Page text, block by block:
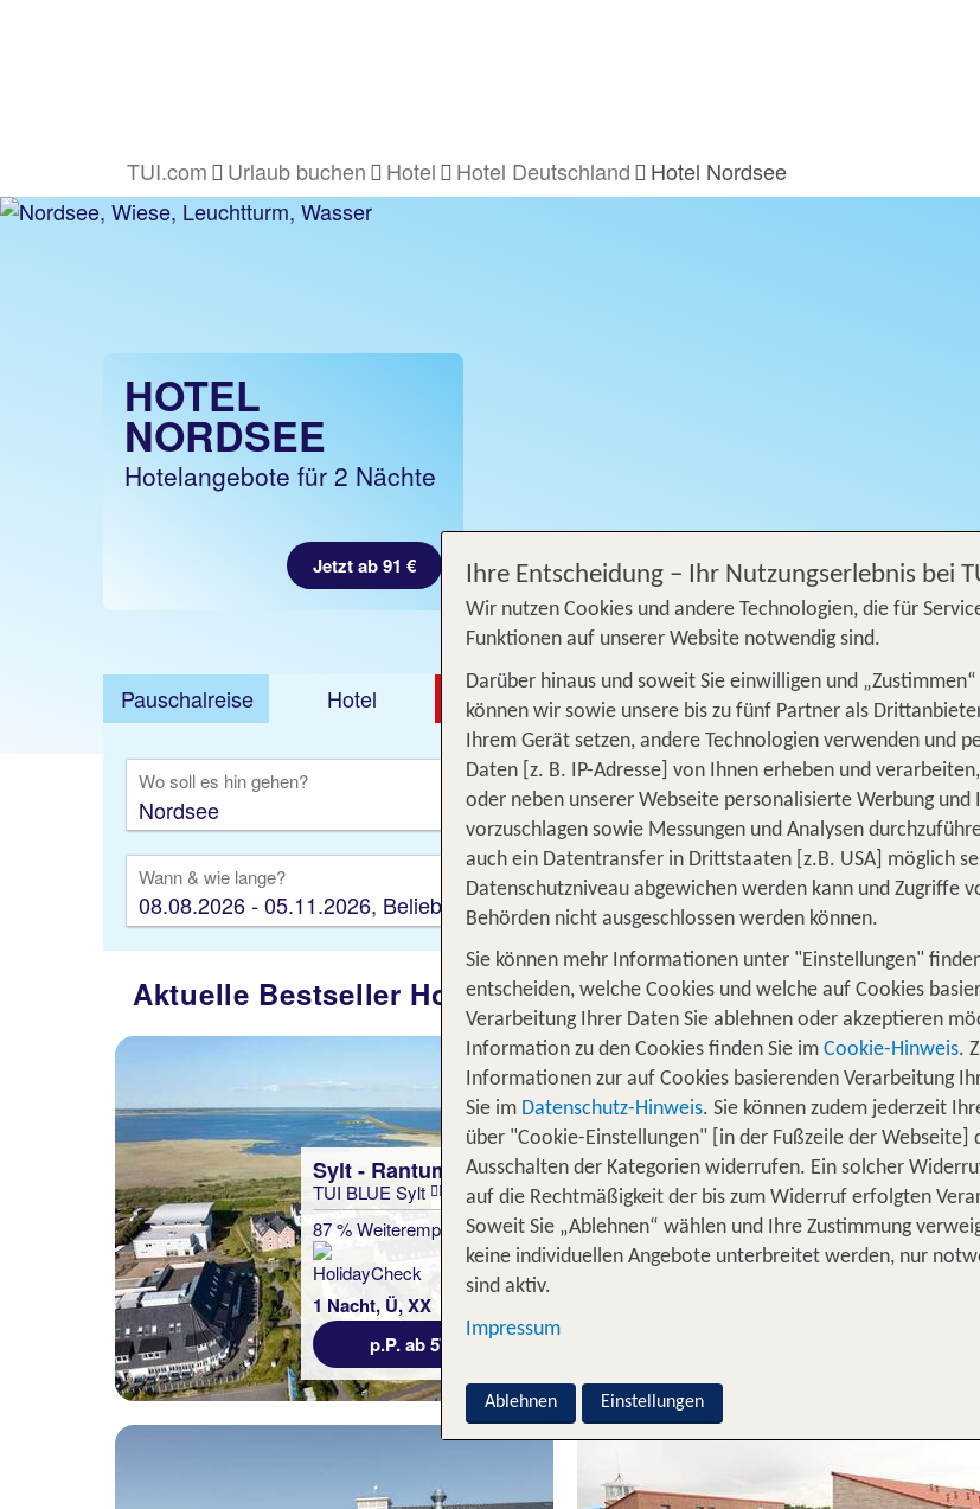
TUI.com Urlaub buchen Hotel Hotel Deutschland Hotel Nordsee
HOTEL
NORDSEE
Hotelangebote für 2 Nächte
Jetzt ab 91 €
Pauschalreise Hotel DEALS Flug Ferienhaus Mietwagen
Ausflüge
Camper Privattransfer
Wo soll es hin gehen?
Flug hinzufügen
Wann & wie lange?
08.08.2026 - 05.11.2026, Beliebig
Wer reist mit?
2 Erwachsene
Aktuelle Bestseller Hotels an der Nordsee
Sylt - Rantum
TUI BLUE Sylt
87 % Weiterempfehlung
1 Nacht, Ü, XX
p.P. ab 57 €
Hohenkirchen
Noord Carolinensiel
94 % Weiterempfehlung
Ihre Entscheidung – Ihr Nutzungserlebnis bei
Wir nutzen Cookies und andere Technologien, die für
Funktionen auf unserer Website notwendig sind.
Darüber hinaus und soweit Sie einwilligen und
können wir sowie unsere bis zu fünf Partner als
Ihrem Gerät setzen, andere Technologien verwenden und
Daten [z. B. IP-Adresse] von Ihnen erheben und
oder neben unserer Webseite personalisierte Werbung und
vorzuschlagen sowie Messungen und Analysen
auch ein Datentransfer in Drittstaaten [z.B. USA] möglich
Datenschutzniveau abgewichen werden kann und Zugriffe
Behörden nicht ausgeschlossen werden können.
Sie können mehr Informationen unter "Einstellungen"
entscheiden, welche Cookies und welche auf Cookies
Verarbeitung Ihrer Daten Sie ablehnen oder akzeptieren
Information zu den Cookies finden Sie im Cookie-Hinweis.
Informationen zur auf Cookies basierenden Verarbeitung
Sie im Datenschutz-Hinweis. Sie können zudem jederzeit
über "Cookie-Einstellungen" [in der Fußzeile der Webseite]
Ausschalten der Kategorien widerrufen. Ein solcher
auf die Rechtmäßigkeit der bis zum Widerruf erfolgten
Soweit Sie „Ablehnen“ wählen und Ihre Zustimmung
keine individuellen Angebote unterbreitet werden, nur
sind aktiv.
Impressum
Ablehnen Einstellungen